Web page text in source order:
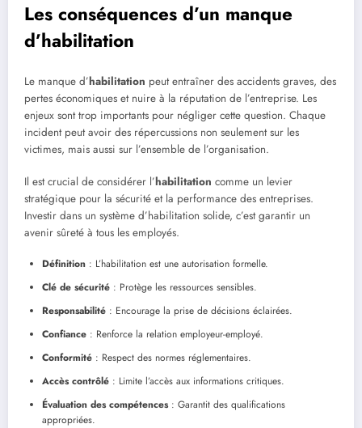
Les conséquences d’un manque
d’habilitation
Le manque d’habilitation peut entraîner des accidents graves, des
pertes économiques et nuire à la réputation de l’entreprise. Les
enjeux sont trop importants pour négliger cette question. Chaque
incident peut avoir des répercussions non seulement sur les
victimes, mais aussi sur l’ensemble de l’organisation.
Il est crucial de considérer l’habilitation comme un levier
stratégique pour la sécurité et la performance des entreprises.
Investir dans un système d’habilitation solide, c’est garantir un
avenir sûreté à tous les employés.
Définition : L’habilitation est une autorisation formelle.
Clé de sécurité : Protège les ressources sensibles.
Responsabilité : Encourage la prise de décisions éclairées.
Confiance : Renforce la relation employeur-employé.
Conformité : Respect des normes réglementaires.
Accès contrôlé : Limite l’accès aux informations critiques.
Évaluation des compétences: Garantit des qualifications
appropriées.